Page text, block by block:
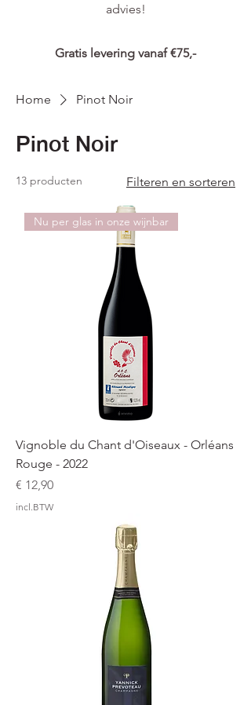
advies!
Gratis levering vanaf €75,-
Home Pinot Noir
Pinot Noir
13 producten Filteren en sorteren
Nu per glas in onze wijnbar
Vignoble du Chant d'Oiseaux - Orléans
Rouge - 2022
Prijs
€ 12,90
incl.BTW